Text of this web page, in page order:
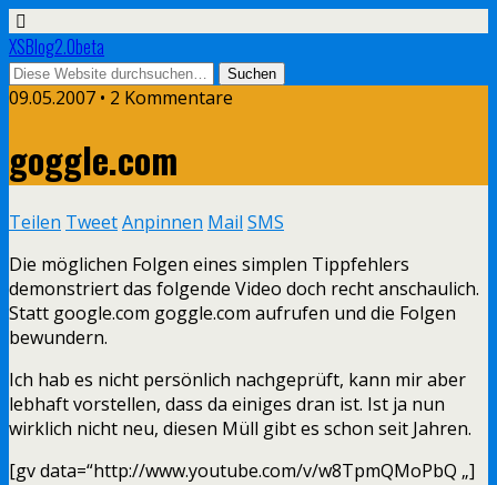
XSBlog2.0beta
09.05.2007 • 2 Kommentare
goggle.com
Teilen TweetAnpinnen Mail SMS
Die möglichen Folgen eines simplen Tippfehlers
demonstriert das folgende Video doch recht anschaulich.
Statt google.com goggle.com aufrufen und die Folgen
bewundern.
Ich hab es nicht persönlich nachgeprüft, kann mir aber
lebhaft vorstellen, dass da einiges dran ist. Ist ja nun
wirklich nicht neu, diesen Müll gibt es schon seit Jahren.
[gv data=“http://www.youtube.com/v/w8TpmQMoPbQ „]